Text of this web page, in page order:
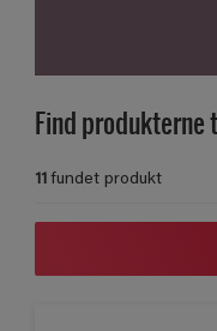
Find
11fundet produkt